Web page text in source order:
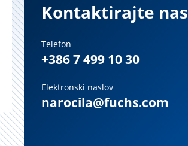
Kontaktirajte nas
Telefon
+386 7 499 10 30
Elektronski naslov
narocila@fuchs.com